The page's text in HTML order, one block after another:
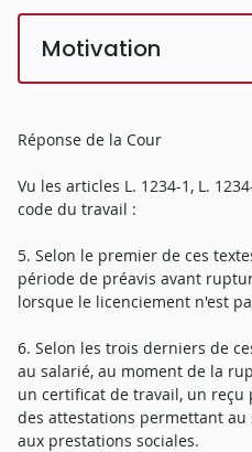
Motivation
Réponse de la Cour
Vu les articles L. 1234-1, L.
code du travail :
5. Selon le premier de ces
période de préavis avant
lorsque le licenciement n'est
6. Selon les trois derniers de
au salarié, au moment de la
un certificat de travail, un
des attestations permettant au
aux prestations sociales.